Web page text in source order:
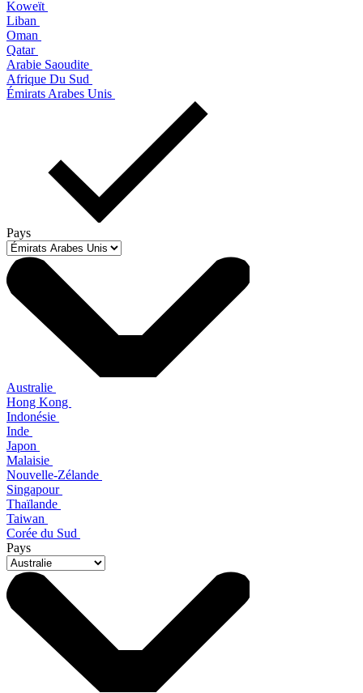
Koweït
Liban
Oman
Qatar
Arabie Saoudite
Afrique Du Sud
Émirats Arabes Unis
Pays
Australie
Hong Kong
Indonésie
Inde
Japon
Malaisie
Nouvelle-Zélande
Singapour
Thaïlande
Taiwan
Corée du Sud
Pays